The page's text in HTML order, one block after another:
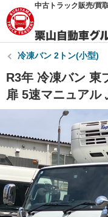
中古トラック販売/買
冷凍バン 2トン(小型)
R3年 冷凍バン 東
扉 5速マニュアル